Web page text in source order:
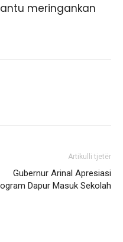
meringankan
Artikulli tjetër
Gubernur Arinal Apresiasi
Dapur Masuk Sekolah